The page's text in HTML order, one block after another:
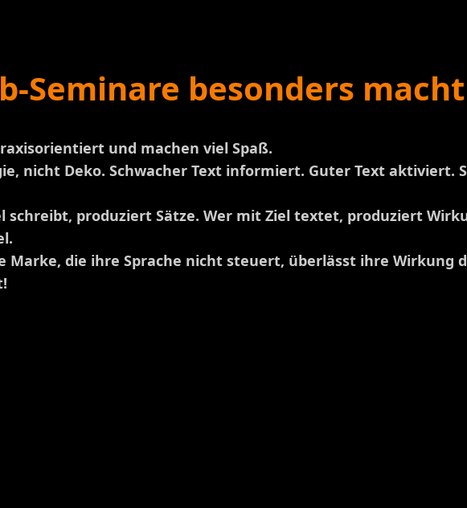
Seminare besonders
und machen viel Spaß.
nicht Deko. Schwacher Text informiert. Guter Text aktiviert.
schreibt, produziert Sätze. Wer mit Ziel textet, produziert
Marke, die ihre Sprache nicht steuert, überlässt ihre Wirkung